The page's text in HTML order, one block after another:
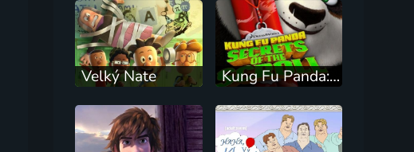
Velký Nate Kung Fu Panda: Tajemství svitku